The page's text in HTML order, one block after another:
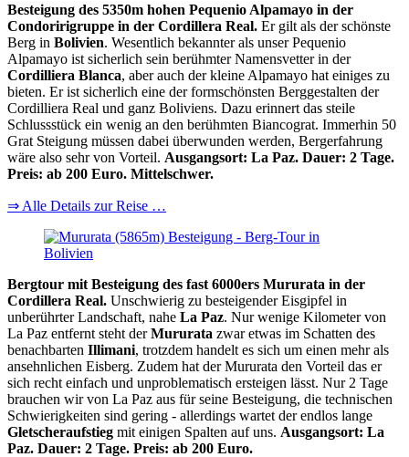
Besteigung des 5350m hohen Pequenio Alpamayo in der
Condoririgruppe in der Cordillera Real. Er gilt als der schönste
Berg in Bolivien. Wesentlich bekannter als unser Pequenio
Alpamayo ist sicherlich sein berühmter Namensvetter in der
Cordilliera Blanca, aber auch der kleine Alpamayo hat einiges zu
bieten. Er ist sicherlich eine der formschönsten Berggestalten der
Cordilliera Real und ganz Boliviens. Dazu erinnert das steile
Schlussstück ein wenig an den berühmten Biancograt. Immerhin 50
Grat Steigung müssen dabei überwunden werden, Bergerfahrung
wäre also sehr von Vorteil. Ausgangsort: La Paz. Dauer: 2 Tage.
Preis: ab 200 Euro. Mittelschwer.
⇒ Alle Details zur Reise …
Bergtour mit Besteigung des fast 6000ers Mururata in der
Cordillera Real. Unschwierig zu besteigender Eisgipfel in
unberührter Landschaft, nahe La Paz. Nur wenige Kilometer von
La Paz entfernt steht derMururata zwar etwas im Schatten des
benachbarten Illimani, trotzdem handelt es sich um einen mehr als
ansehnlichen Eisberg. Zudem hat der Mururata den Vorteil das er
sich recht einfach und unproblematisch ersteigen lässt. Nur 2 Tage
brauchen wir von La Paz aus für seine Besteigung, die technischen
Schwierigkeiten sind gering - allerdings wartet der endlos lange
Gletscheraufstieg mit einigen Spalten auf uns. Ausgangsort: La
Paz. Dauer: 2 Tage. Preis: ab 200 Euro.